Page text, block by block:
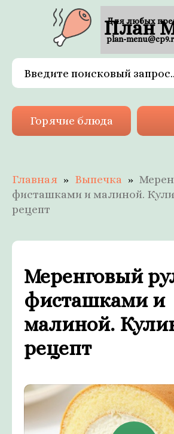
План
Горячие блюда
Главная Выпечка
фисташками и малиной.
рецепт
Меренговый
фисташками и
малиной.
рецепт
Для любых
plan-